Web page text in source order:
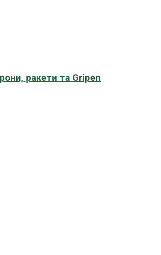
ракети та Gripen